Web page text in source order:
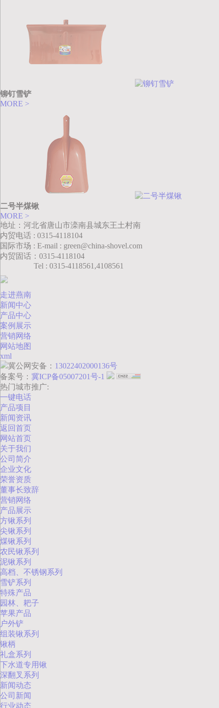
铆钉雪铲
MORE >
二号半煤锹
MORE >
地址：河北省唐山市滦南县城东王土村南
内贸电话 : 0315-4118104
国际市场 : E-mail : green@china-shovel.com
内贸固话：0315-4118104
Tel : 0315-4118561,4108561
走进燕南
新闻中心
产品中心
案例展示
营销网络
网站地图
xml
冀公网安备： 13022402000136号
备案号： 冀ICP备05007201号-1
热门城市推广:
一键电话
产品项目
新闻资讯
返回首页
网站首页
关于我们
公司简介
企业文化
荣誉资质
董事长致辞
营销网络
产品展示
方锹系列
尖锹系列
煤锹系列
农民锹系列
泥锹系列
高档、不锈钢系列
雪铲系列
特殊产品
园林、耙子
苹果产品
户外铲
组装锹系列
锹柄
礼盒系列
下水道专用锹
深翻叉系列
新闻动态
公司新闻
行业动态